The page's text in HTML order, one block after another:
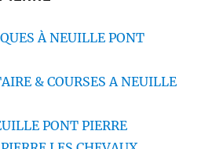
À NEUILLE PONT
& COURSES A NEUILLE
PONT PIERRE